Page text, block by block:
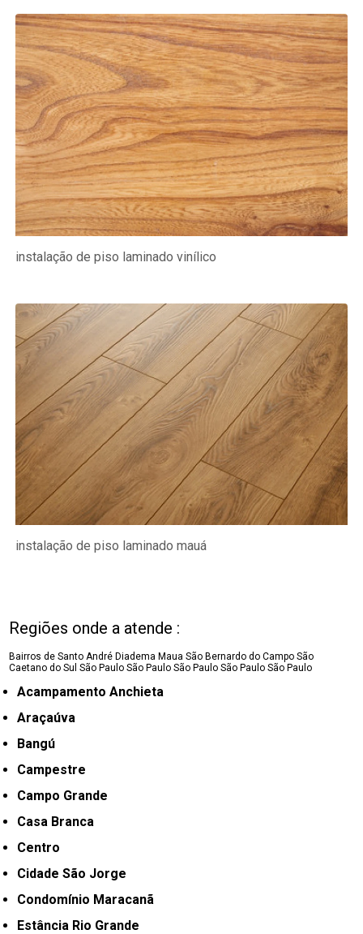
instalação de piso laminado vinílico
instalação de piso laminado mauá
Regiões onde a atende :
Bairros de Santo André Diadema Maua São Bernardo do Campo São
Caetano do SulSão Paulo São Paulo São Paulo São Paulo São Paulo
Acampamento Anchieta
Araçaúva
Bangú
Campestre
Campo Grande
Casa Branca
Centro
Cidade São Jorge
Condomínio Maracanã
Estância Rio Grande